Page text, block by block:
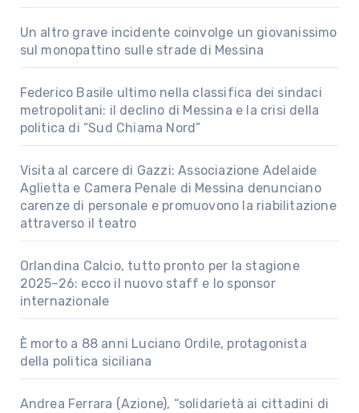
Un altro grave incidente coinvolge un giovanissimo
sul monopattino sulle strade di Messina
Federico Basile ultimo nella classifica dei sindaci
metropolitani: il declino di Messina e la crisi della
politica di “Sud Chiama Nord”
Visita al carcere di Gazzi: Associazione Adelaide
Aglietta e Camera Penale di Messina denunciano
carenze di personale e promuovono la riabilitazione
attraverso il teatro
Orlandina Calcio, tutto pronto per la stagione
2025–26: ecco il nuovo staff e lo sponsor
internazionale
È morto a 88 anni Luciano Ordile, protagonista
della politica siciliana
Andrea Ferrara (Azione), “solidarietà ai cittadini di